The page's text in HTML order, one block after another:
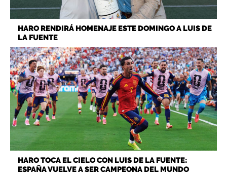
HARO RENDIRÁ HOMENAJE ESTE DOMINGO A LUIS DE
LA FUENTE
HARO TOCA EL CIELO CON LUIS DE LA FUENTE:
ESPAÑA VUELVE A SER CAMPEONA DEL MUNDO